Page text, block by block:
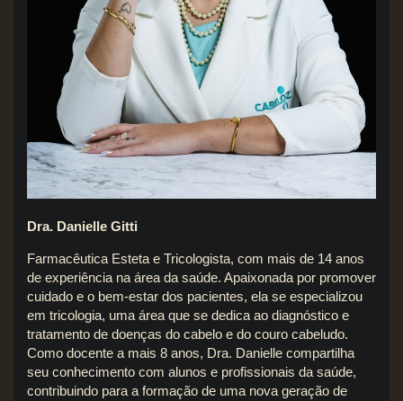
Dra. Danielle Gitti
Farmacêutica Esteta e Tricologista, com mais de 14 anos
de experiência na área da saúde. Apaixonada por promover
cuidado e o bem-estar dos pacientes, ela se especializou
em tricologia, uma área que se dedica ao diagnóstico e
tratamento de doenças do cabelo e do couro cabeludo.
Como docente a mais 8 anos, Dra. Danielle compartilha
seu conhecimento com alunos e profissionais da saúde,
contribuindo para a formação de uma nova geração de